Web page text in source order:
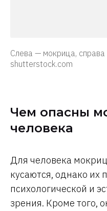
Слева — мокрица,
shutterstock.com
Чем опасны
человека
Для человека
кусаются, однако их
психологической и
зрения. Кроме того,